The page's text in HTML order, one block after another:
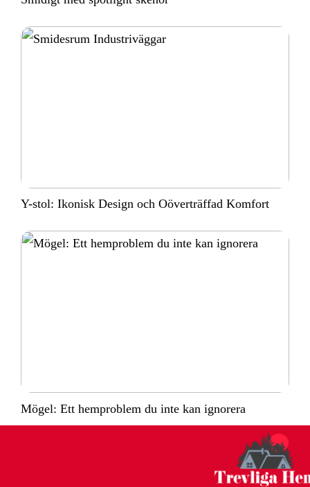
Y-stol: Ikonisk Design och Oöverträffad Komfort
Mögel: Ett hemproblem du inte kan ignorera